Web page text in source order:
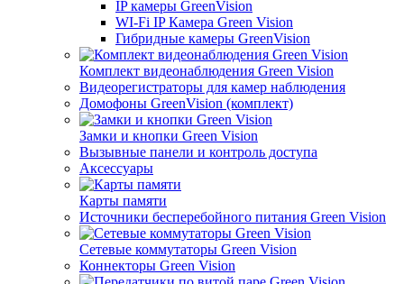
IP камеры GreenVision
WI-Fi IP Камера Green Vision
Гибридные камеры GreenVision
Комплект видеонаблюдения Green Vision
Видеорегистраторы для камер наблюдения
Домофоны GreenVision (комплект)
Замки и кнопки Green Vision
Вызывные панели и контроль доступа
Аксессуары
Карты памяти
Источники бесперебойного питания Green Vision
Сетевые коммутаторы Green Vision
Коннекторы Green Vision